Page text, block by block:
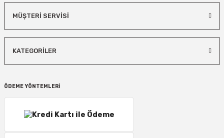
MÜŞTERİ SERVİSİ
KATEGORİLER
ÖDEME YÖNTEMLERİ